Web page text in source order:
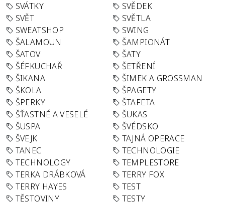
SVÁTKY
SVĚDEK
SVĚT
SVĚTLA
SWEATSHOP
SWING
ŠALAMOUN
ŠAMPIONÁT
ŠATOV
ŠATY
ŠÉFKUCHAŘ
ŠETŘENÍ
ŠIKANA
ŠIMEK A GROSSMAN
ŠKOLA
ŠPAGETY
ŠPERKY
ŠTAFETA
ŠŤASTNÉ A VESELÉ
ŠUKAS
ŠUSPA
ŠVÉDSKO
ŠVEJK
TAJNÁ OPERACE
TANEC
TECHNOLOGIE
TECHNOLOGY
TEMPLESTORE
TERKA DRÁBKOVÁ
TERRY FOX
TERRY HAYES
TEST
TĚSTOVINY
TESTY